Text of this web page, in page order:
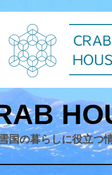
国の暮らしに役立つ